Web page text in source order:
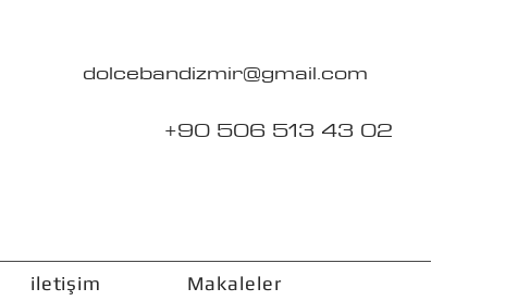
dolcebandizmir@gmail.com
+90 506 513 43 02
iletişim Makaleler